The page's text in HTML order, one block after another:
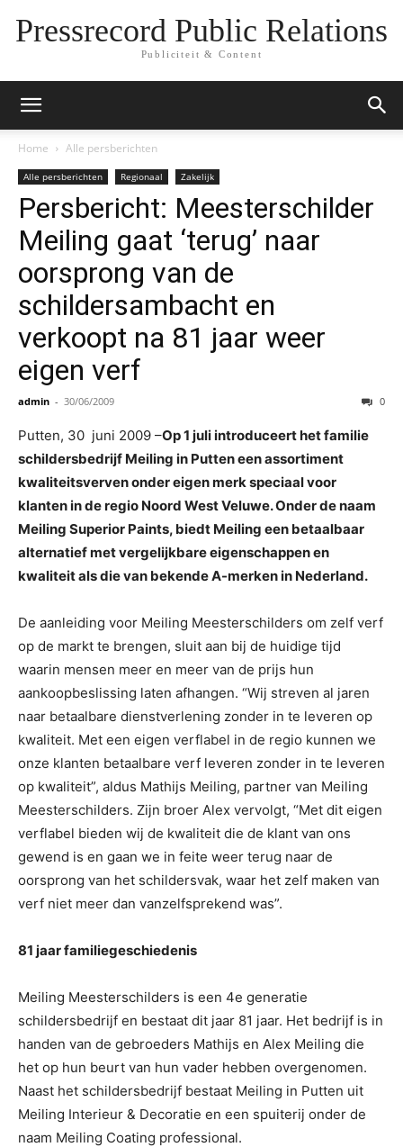
Pressrecord Public Relations
Publiciteit & Content
Home Alle persberichten
Alle persberichten Regionaal Zakelijk
Persbericht: Meesterschilder
Meiling gaat ‘terug’ naar
oorsprong van de
schildersambacht en
verkoopt na 81 jaar weer
eigen verf
admin - 30/06/2009 0
Putten, 30 juni 2009 –Op 1 juli introduceert het familie
schildersbedrijf Meiling in Putten een assortiment
kwaliteitsverven onder eigen merk speciaal voor
klanten in de regio Noord West Veluwe. Onder de naam
Meiling Superior Paints, biedt Meiling een betaalbaar
alternatief met vergelijkbare eigenschappen en
kwaliteit als die van bekende A-merken in Nederland.
De aanleiding voor Meiling Meesterschilders om zelf verf
op de markt te brengen, sluit aan bij de huidige tijd
waarin mensen meer en meer van de prijs hun
aankoopbeslissing laten afhangen. “Wij streven al jaren
naar betaalbare dienstverlening zonder in te leveren op
kwaliteit. Met een eigen verflabel in de regio kunnen we
onze klanten betaalbare verf leveren zonder in te leveren
op kwaliteit”, aldus Mathijs Meiling, partner van Meiling
Meesterschilders. Zijn broer Alex vervolgt, “Met dit eigen
verflabel bieden wij de kwaliteit die de klant van ons
gewend is en gaan we in feite weer terug naar de
oorsprong van het schildersvak, waar het zelf maken van
verf niet meer dan vanzelfsprekend was”.
81 jaar familiegeschiedenis
Meiling Meesterschilders is een 4e generatie
schildersbedrijf en bestaat dit jaar 81 jaar. Het bedrijf is in
handen van de gebroeders Mathijs en Alex Meiling die
het op hun beurt van hun vader hebben overgenomen.
Naast het schildersbedrijf bestaat Meiling in Putten uit
Meiling Interieur & Decoratie en een spuiterij onder de
naam Meiling Coating professional.